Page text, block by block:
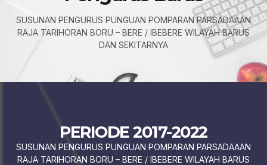
SUSUNAN PENGURUS PUNGUAN POMPARAN PARSADAAAN
RAJA TARIHORAN BORU – BERE / IBEBERE WILAYAH BARUS
DAN SEKITARNYA
PERIODE 2017-2022
SUSUNAN PENGURUS PUNGUAN POMPARAN PARSADAAAN
RAJA TARIHORAN BORU – BERE / IBEBERE WILAYAH BARUS